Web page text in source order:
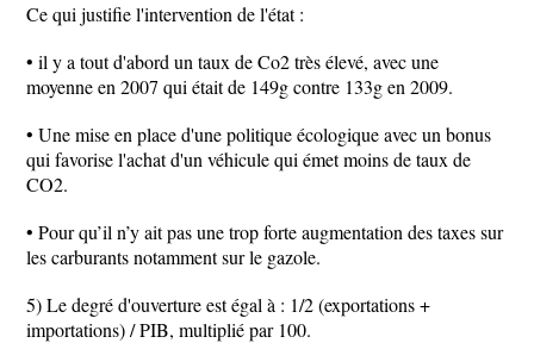
Ce qui justifie l'intervention de l'état :
• il y a tout d'abord un taux de Co2 très élevé, avec une
moyenne en 2007 qui était de 149g contre 133g en 2009.
• Une mise en place d'une politique écologique avec un bonus
qui favorise l'achat d'un véhicule qui émet moins de taux de
CO2.
• Pour qu’il n’y ait pas une trop forte augmentation des taxes sur
les carburants notamment sur le gazole.
5) Le degré d'ouverture est égal à : 1/2 (exportations +
importations) / PIB, multiplié par 100.